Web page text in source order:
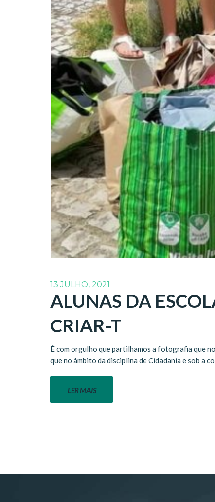
13 JULHO, 2021
ALUNAS DA
CRIAR-T
É com orgulho que partilhamos a fotografia que
que no âmbito da disciplina de Cidadania e sob a
LER MAIS